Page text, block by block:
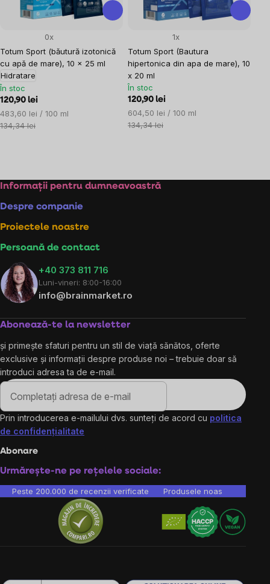
Totum Sport (băutură izotonică
cu apă de mare), 10 x 25 ml
Hidratare
0x
În stoc
120,90 lei
Evaluare
preţ:
483,60 lei / 100 ml
134,34 lei
Totum Sport (Bautura
hipertonica din apa de mare), 10
x 20 ml
1x
În stoc
120,90 lei
Evaluare
preţ:
604,50 lei / 100 ml
134,34 lei
listărilor
Subsol
Informații pentru dumneavoastră
Despre companie
Proiectele noastre
Persoană de contact
+40 373 811 716
Luni-vineri: 8:00-16:00
info@brainmarket.ro
Abonează-te la newsletter
și primește sfaturi pentru un stil de viață sănătos, oferte
exclusive și informații despre produse noi – trebuie doar să
introduci adresa ta de e-mail.
Prin introducerea e-mailului dvs. sunteți de acord cu politica
de confidențialitate
Abonare
Urmărește-ne pe rețelele sociale:
Peste 200.000 de recenzii verificate Produsele noastre sunt